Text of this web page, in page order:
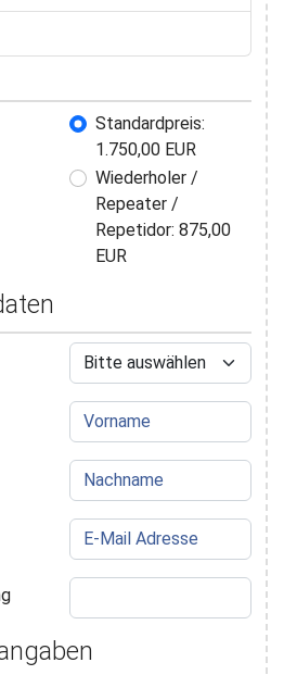
Buchungspreis
Standardpreis:
1.750,00 EUR
Wiederholer /
Repeater /
Repetidor: 875,00
EUR